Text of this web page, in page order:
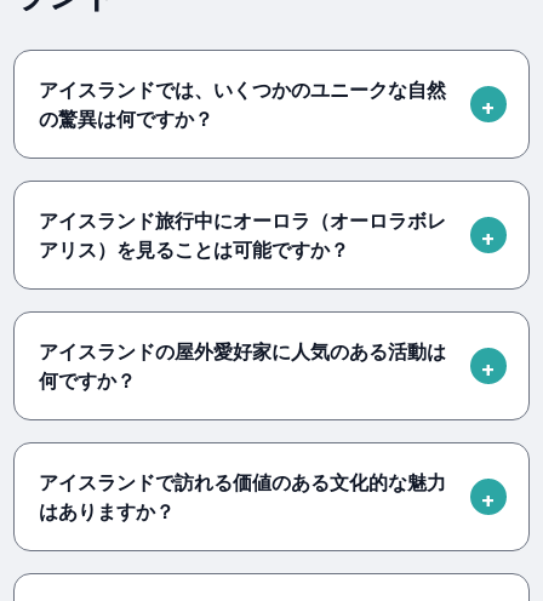
アイスランドでは、いくつかのユニークな自然
の驚異は何ですか？
アイスランド旅行中にオーロラ（オーロラボレ
アリス）を見ることは可能ですか？
アイスランドの屋外愛好家に人気のある活動は
何ですか？
アイスランドで訪れる価値のある文化的な魅力
はありますか？